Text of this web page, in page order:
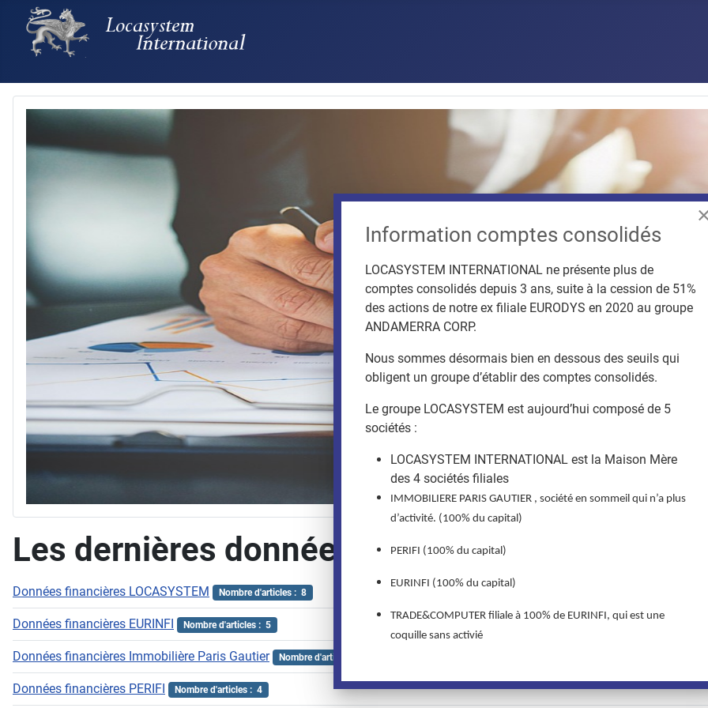
Les dernières données financières du groupe
Données financières LOCASYSTEM Nombre d'articles : 8
Données financières EURINFI Nombre d'articles : 5
Données financières Immobilière Paris Gautier Nombre d'articles : 5
Données financières PERIFI Nombre d'articles : 4
Information comptes consolidés
LOCASYSTEM INTERNATIONAL ne présente plus de
comptes consolidés depuis 3 ans, suite à la cession de 51%
des actions de notre ex filiale EURODYS en 2020 au groupe
ANDAMERRA CORP.
Nous sommes désormais bien en dessous des seuils qui
obligent un groupe d’établir des comptes consolidés.
Le groupe LOCASYSTEM est aujourd’hui composé de 5
sociétés :
LOCASYSTEM INTERNATIONAL est la Maison Mère
des 4 sociétés filiales
IMMOBILIERE PARIS GAUTIER , société en sommeil qui n’a plus
d’activité. (100% du capital)
PERIFI (100% du capital)
EURINFI (100% du capital)
TRADE&COMPUTER filiale à 100% de EURINFI, qui est une
coquille sans activié